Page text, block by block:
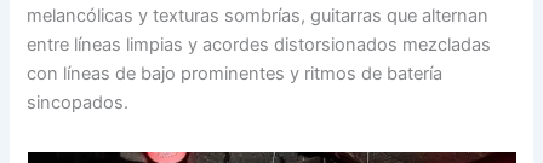
melancólicas y texturas sombrías, guitarras que alternan
entre líneas limpias y acordes distorsionados mezcladas
con líneas de bajo prominentes y ritmos de batería
sincopados.